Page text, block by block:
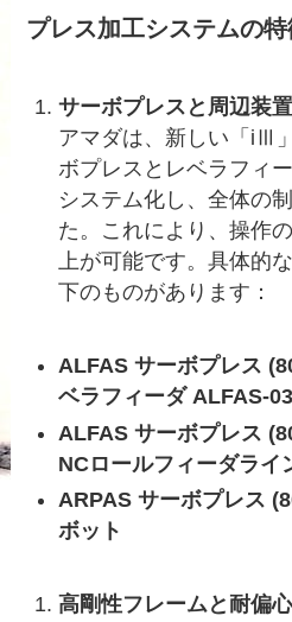
プレス加工システムの特
サーボプレスと周辺装
アマダは、新しい「iⅢ
ボプレスとレベラフィ
システム化し、全体の
た。これにより、操作
上が可能です。具体的
下のものがあります：
ALFAS サーボプレス
ベラフィーダ ALFAS-
ALFAS サーボプレス
NCロールフィーダライ
ARPAS サーボプレス
ボット
高剛性フレームと耐偏